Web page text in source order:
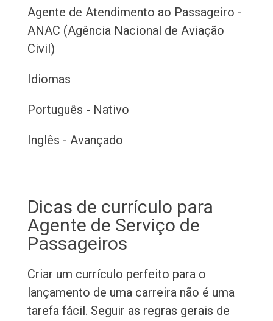
Agente de Atendimento ao Passageiro -
ANAC (Agência Nacional de Aviação
Civil)
Idiomas
Português - Nativo
Inglês - Avançado
Dicas de currículo para
Agente de Serviço de
Passageiros
Criar um currículo perfeito para o
lançamento de uma carreira não é uma
tarefa fácil. Seguir as regras gerais de